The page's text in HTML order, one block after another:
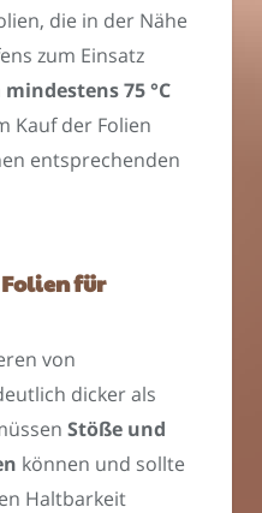
die in der Nähe
zum Einsatz
mindestens 75 °C
Kauf der Folien
entsprechenden
für
von
dicker als
Stöße und
können und sollte
Haltbarkeit